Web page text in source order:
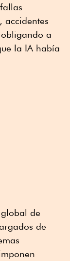
accidentes
a
la IA había
de
de